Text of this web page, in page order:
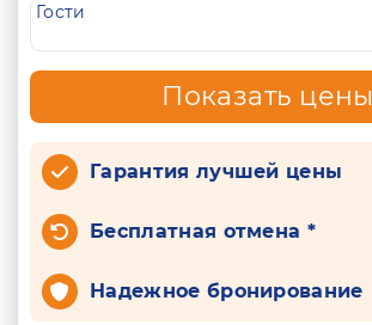
Гости
Показать цены
Гарантия лучшей цены
Бесплатная отмена *
Надежное бронирование